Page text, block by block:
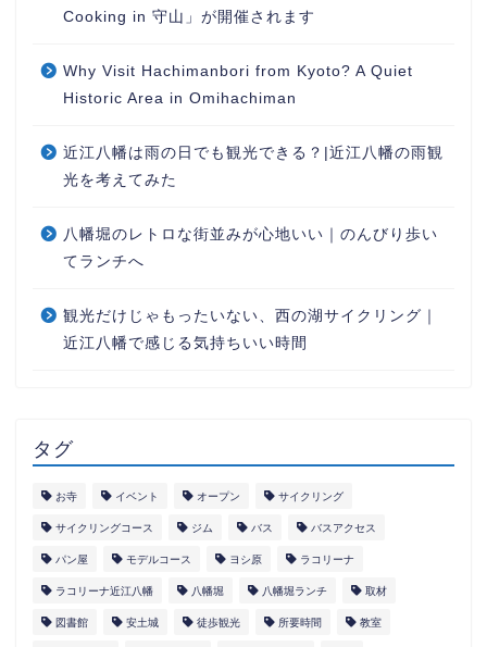
Cooking in 守山」が開催されます
Why Visit Hachimanbori from Kyoto? A Quiet
Historic Area in Omihachiman
近江八幡は雨の日でも観光できる？|近江八幡の雨観
光を考えてみた
八幡堀のレトロな街並みが心地いい｜のんびり歩い
てランチへ
観光だけじゃもったいない、西の湖サイクリング｜
近江八幡で感じる気持ちいい時間
タグ
お寺 イベント オープン サイクリング
サイクリングコース ジム バス バスアクセス
パン屋 モデルコース ヨシ原 ラコリーナ
ラコリーナ近江八幡 八幡堀 八幡堀ランチ 取材
図書館 安土城 徒歩観光 所要時間 教室